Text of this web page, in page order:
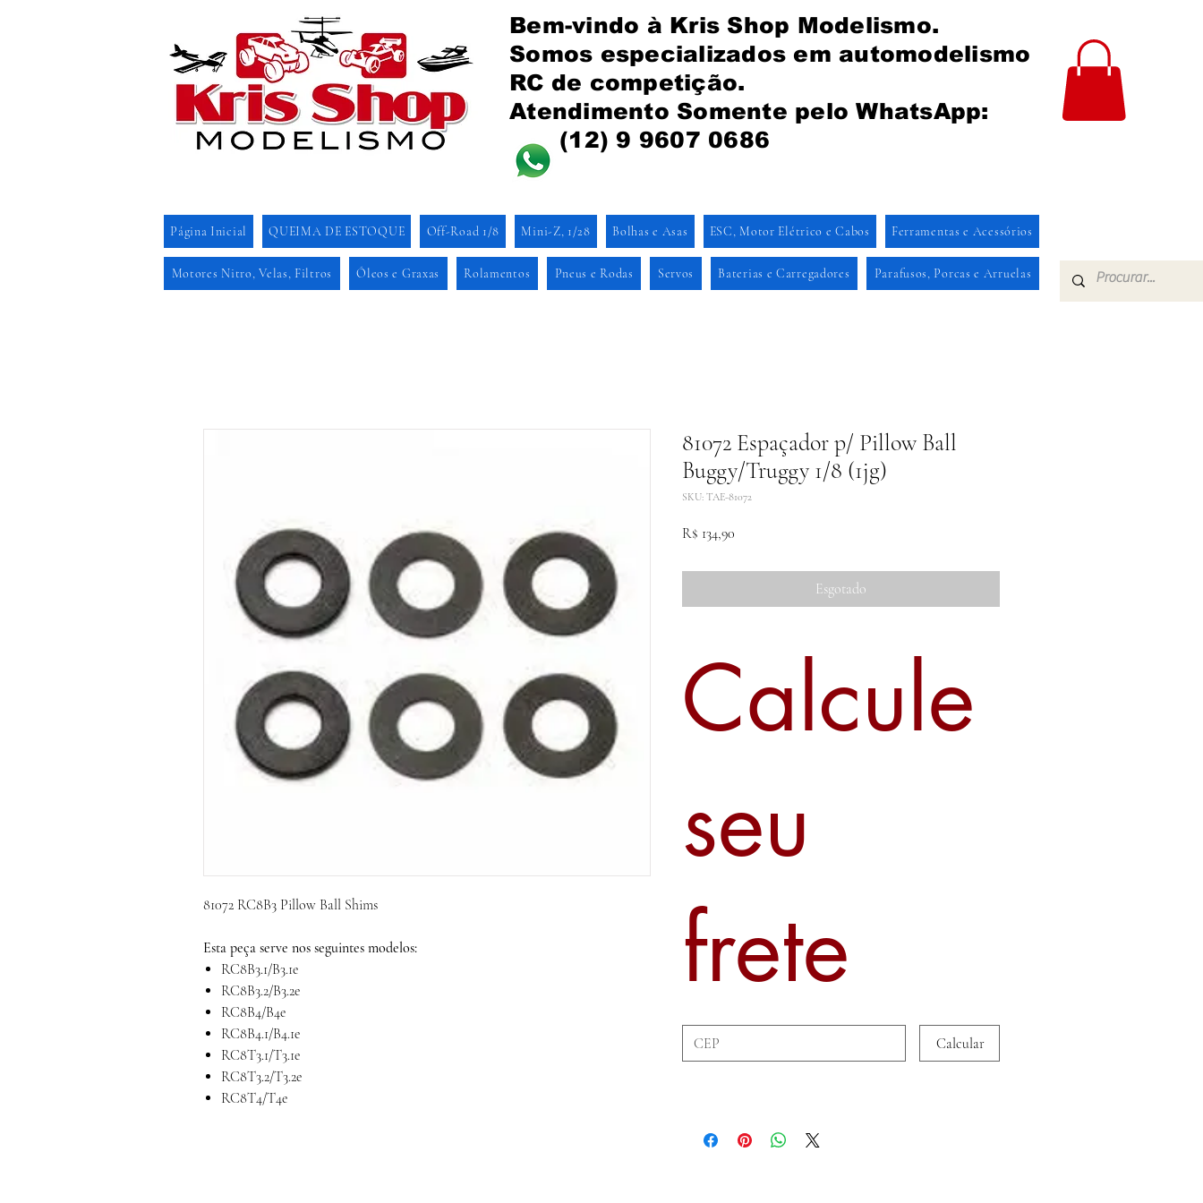
Bem-vindo à Kris Shop Modelismo.
Somos especializados em automodelismo
RC de competição.
Atendimento Somente pelo WhatsApp:
(12) 9 9607 0686
Página Inicial QUEIMA DE ESTOQUE Off-Road 1/8 Mini-Z, 1/28 Bolhas e Asas ESC, Motor Elétrico e Cabos Ferramentas e Acessórios
Motores Nitro, Velas, Filtros Óleos e Graxas Rolamentos Pneus e Rodas Servos Baterias e Carregadores Parafusos, Porcas e Arruelas
81072 RC8B3 Pillow Ball Shims
Esta peça serve nos seguintes modelos:
RC8B3.1/B3.1e
RC8B3.2/B3.2e
RC8B4/B4e
RC8B4.1/B4.1e
RC8T3.1/T3.1e
RC8T3.2/T3.2e
RC8T4/T4e
81072 Espaçador p/ Pillow Ball
Buggy/Truggy 1/8 (1jg)
SKU: TAE-81072
R$ 134,90
Esgotado
Calcule
seu
frete
Calcular